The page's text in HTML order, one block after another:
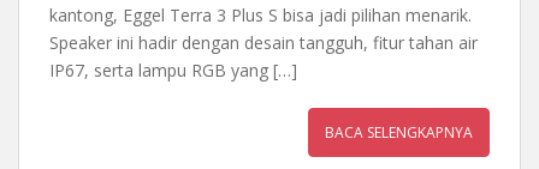
kantong, Eggel Terra 3 Plus S bisa jadi pilihan menarik.
Speaker ini hadir dengan desain tangguh, fitur tahan air
IP67, serta lampu RGB yang […]
BACA SELENGKAPNYA